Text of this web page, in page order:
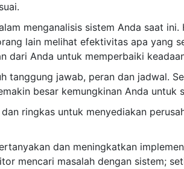
menganalisis sistem Anda saat ini.
lain melihat efektivitas apa yang
dari Anda untuk memperbaiki
tanggung jawab, peran dan jadwal.
besar kemungkinan Anda untuk
ringkas untuk menyediakan
dan meningkatkan
mencari masalah dengan sistem;